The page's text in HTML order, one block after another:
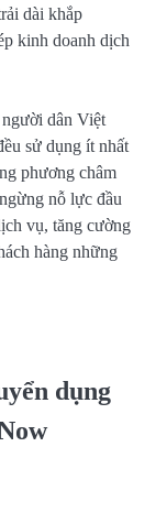
dài khắp
kinh doanh dịch
dân Việt
sử dụng ít nhất
phương châm
nỗ lực đầu
vụ, tăng cường
hàng những
dụng